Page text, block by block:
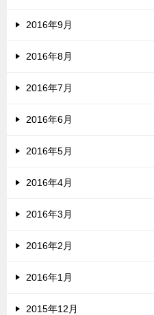
2016年9月
2016年8月
2016年7月
2016年6月
2016年5月
2016年4月
2016年3月
2016年2月
2016年1月
2015年12月